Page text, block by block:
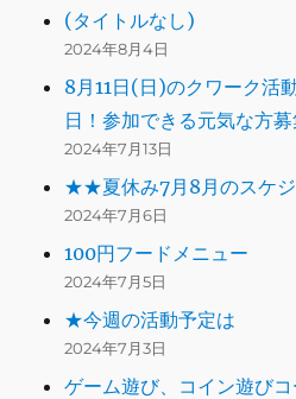
(タイトルなし)
2024年8月4日
8月11日(日)のクワーク活
日！参加できる元気な方募
2024年7月13日
★★夏休み7月8月のスケジ
2024年7月6日
100円フードメニュー
2024年7月5日
★今週の活動予定は
2024年7月3日
ゲーム遊び、コイン遊び